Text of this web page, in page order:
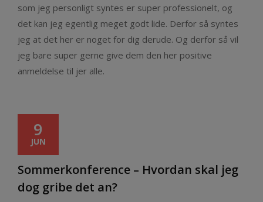
som jeg personligt syntes er super professionelt, og
det kan jeg egentlig meget godt lide. Derfor så syntes
jeg at det her er noget for dig derude. Og derfor så vil
jeg bare super gerne give dem den her positive
anmeldelse til jer alle.
9
JUN
Sommerkonference – Hvordan skal jeg
dog gribe det an?